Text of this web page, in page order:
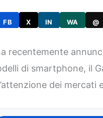
FB X IN WA @
recentemente
di smartphone, il
dei mercati